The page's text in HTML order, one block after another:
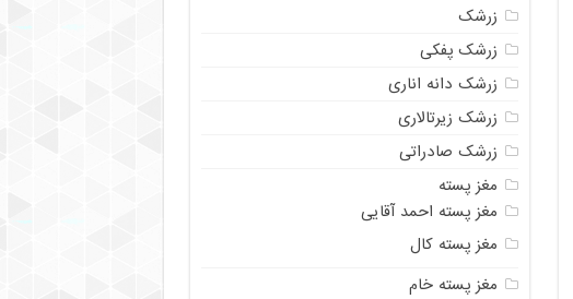
زرشک
زرشک پفکی
زرشک دانه اناری
زرشک زیرتالاری
زرشک صادراتی
مغز پسته
مغز پسته احمد آقایی
مغز پسته کال
مغز پسته خام